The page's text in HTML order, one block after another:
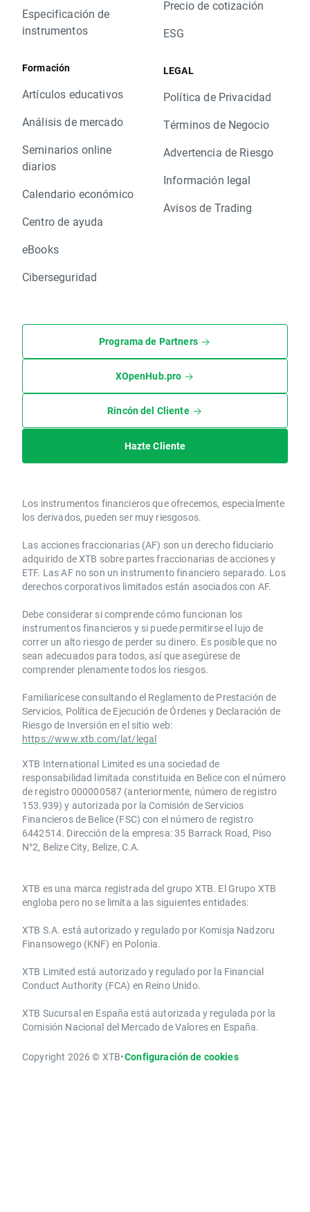
Especificación de
instrumentos
Formación
Artículos educativos
Análisis de mercado
Seminarios online
diarios
Calendario económico
Centro de ayuda
eBooks
Ciberseguridad
Precio de cotización
ESG
LEGAL
Política de Privacidad
Términos de Negocio
Advertencia de Riesgo
Información legal
Avisos de Trading
Programa de Partners
XOpenHub.pro
Rincón del Cliente
Hazte Cliente
Los instrumentos financieros que ofrecemos, especialmente
los derivados, pueden ser muy riesgosos.
Las acciones fraccionarias (AF) son un derecho fiduciario
adquirido de XTB sobre partes fraccionarias de acciones y
ETF. Las AF no son un instrumento financiero separado. Los
derechos corporativos limitados están asociados con AF.
Debe considerar si comprende cómo funcionan los
instrumentos financieros y si puede permitirse el lujo de
correr un alto riesgo de perder su dinero. Es posible que no
sean adecuados para todos, así que asegúrese de
comprender plenamente todos los riesgos.
Familiarícese consultando el Reglamento de Prestación de
Servicios, Política de Ejecución de Órdenes y Declaración de
Riesgo de Inversión en el sitio web:
https://www.xtb.com/lat/legal
XTB International Limited es una sociedad de
responsabilidad limitada constituida en Belice con el número
de registro 000000587 (anteriormente, número de registro
153.939) y autorizada por la Comisión de Servicios
Financieros de Belice (FSC) con el número de registro
6442514. Dirección de la empresa: 35 Barrack Road, Piso
N°2, Belize City, Belize, C.A.
​​XTB es una marca registrada del grupo XTB. El Grupo XTB
engloba pero no se limita a las siguientes entidades:
XTB S.A.​ está autorizado y regulado por Komisja Nadzoru
Finansowego (KNF) ​en Polonia.
XTB Limited ​está autorizado y regulado por la ​Financial
Conduct Authority ​(FCA) en ​​Reino Unido.
XTB Sucursal en España está autorizada y regulada por la
Comisión Nacional del Mercado de Valores en España.
Copyright 2026 © XTB•Configuración de cookies